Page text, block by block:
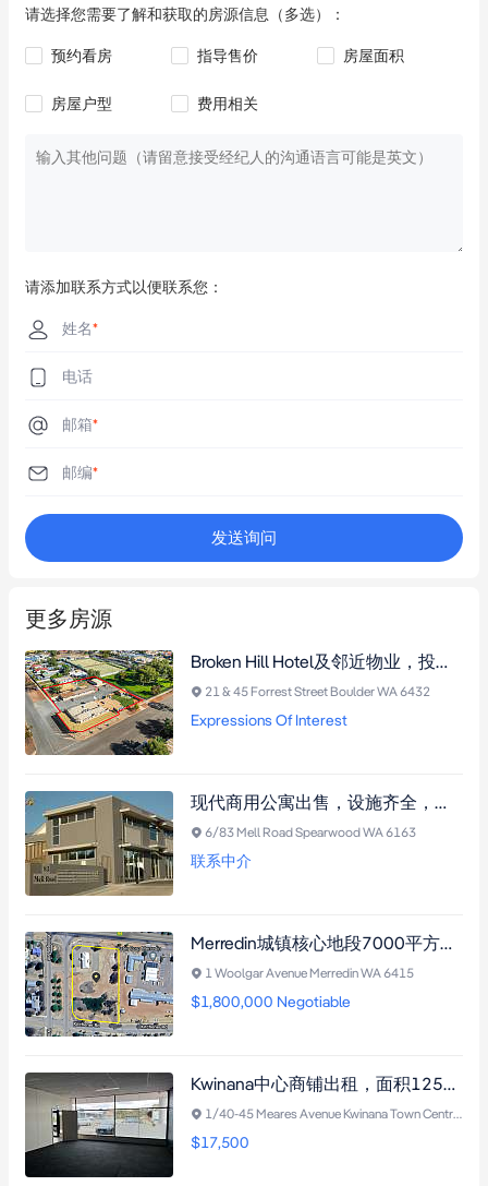
此类机遇实属罕见。无论您是精明的开发商、投资者或运营商，
这处配备多重现有设施且规划灵活的转角地块都将成为实现您愿
的良机。
请选择您需要了解和获取的房源信息（多选）：
预约看房 指导售价 房屋面积
房屋户型 费用相关
请添加联系方式以便联系您：
姓名*
电话
邮箱*
邮编*
发送询问
更多房源
Broken Hill Hotel及邻近物业，投资良机，广阔土地，多种开发潜力，稳定租金收入，需预约看房。
21 & 45 Forrest Street Boulder WA 6432
Expressions Of Interest
现代商用公寓出售，设施齐全，附加储物空间和空调，灵活租赁选择，适合投资或自营。
6/83 Mell Road Spearwood WA 6163
联系中介
Merredin城镇核心地段7000平方米土地，毗邻高速公路，商业用途无限潜力。
1 Woolgar Avenue Merredin WA 6415
$1,800,000 Negotiable
Kwinana中心商铺出租，面积125平方米，靠近Kwinana Market Place，适合办公、专业用途或小型零售。
1/40-45 Meares Avenue Kwinana Town Centre WA 6167
$17,500